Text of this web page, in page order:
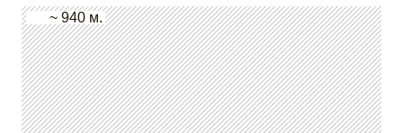
~ 940 м.